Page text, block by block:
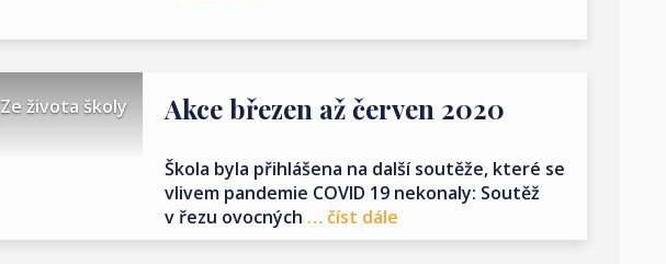
Ze života školy Akce březen až červen 2020
Škola byla přihlášena na další soutěže, které se
vlivem pandemie COVID 19 nekonaly: Soutěž
v řezu ovocných … číst dále